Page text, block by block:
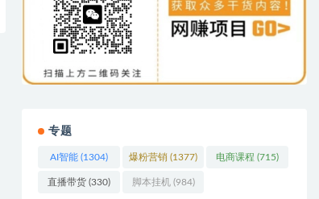
专题
AI智能 (1304) 爆粉营销 (1377) 电商课程 (715)
直播带货 (330) 脚本挂机(984)